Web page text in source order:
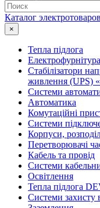
Каталог электротоваров
×
Тепла підлога
Електрофурнітура
Cтабілізатори
живлення (UPS)
Системи
Автоматика
Комутаційні
Системи
Корпуси,
Перетворювачі
Кабель та провід
Системи
Освітлення
Тепла підлога
Системи захисту